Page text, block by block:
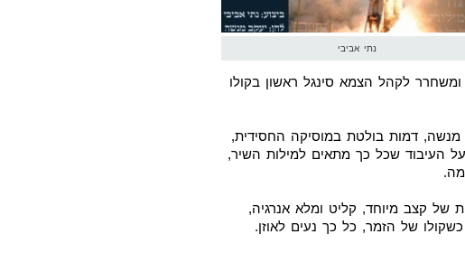
נתי אביבי
לקהל הצמא סינגל ראשון בקולו
מנשה, דמות בולטת במוסיקה החסידית,
על העיבוד שכל כך מתאים למילות השיר,
של קצב מיוחד, קליט ומלא אנרגיה,
של הזמר, כל כך נעים לאוזן.